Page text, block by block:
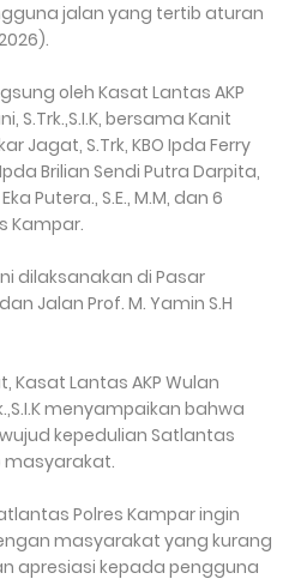
jalan yang tertib aturan
oleh Kasat Lantas AKP
S.Trk.,S.I.K, bersama Kanit
Jagat, S.Trk, KBO Ipda Ferry
Brilian Sendi Putra Darpita,
Putera., S.E., M.M, dan 6
Kampar.
dilaksanakan di Pasar
Jalan Prof. M. Yamin S.H
Lantas AKP Wulan
menyampaikan bahwa
kepedulian Satlantas
masyarakat.
Polres Kampar ingin
masyarakat yang kurang
apresiasi kepada pengguna